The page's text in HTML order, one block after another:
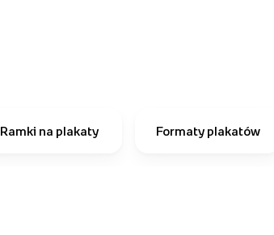
Ramki na plakaty Formaty plakatów